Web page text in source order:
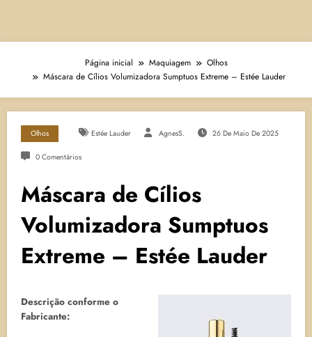
Página inicial Maquiagem
Olhos
Máscara de Cílios Volumizadora Sumptuos Extreme – Estée Lauder
Olhos Estée Lauder AgnesS. 26 De Maio De 2025
0 Comentários
Máscara de Cílios
Volumizadora Sumptuos
Extreme – Estée Lauder
Descrição conforme o
Fabricante: